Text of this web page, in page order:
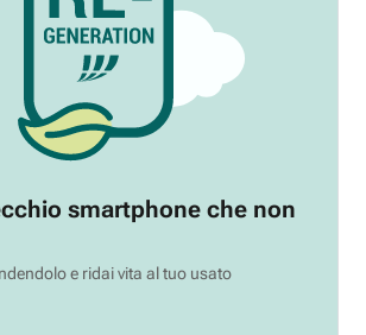
smartphone che non
e ridai vita al tuo usato